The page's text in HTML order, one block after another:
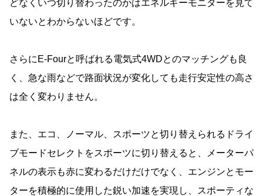
どなくいつ切り替わったのかはエネルギーモニターを見て
いないとわからないほどです。
さらにE-Fourと呼ばれる電気式4WDとのマッチングも良
く、急な雨などで路面状況が変化しても走行安定性の高さ
は全く変わりません。
また、エコ、ノーマル、スポーツと切り替えられるドライ
ブモードセレクトをスポーツに切り替えると、メーターパ
ネルの表示も赤に変わるだけだけでなく、エンジンとモー
ターを積極的に使用した鋭い加速を実現し、スポーティな